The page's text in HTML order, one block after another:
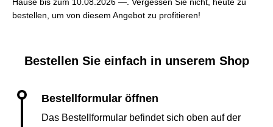
bestellen, um von diesem Angebot zu profitieren!
Bestellen Sie einfach in unserem Shop
Das Bestellformular befindet sich oben auf der